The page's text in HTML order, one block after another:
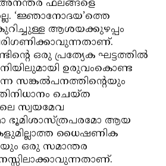
അനന്തര ഫലങ്ങളെ
‘ജ്ഞാനോദയ’ത്തെ
കുറിച്ചുള്ള ആശയക്കുഴപ്പം
ഒരു പ്രത്യേക ഘട്ടത്തില്‍
ഉരുവംകൊണ്ട
സങ്കല്‍പനത്തിന്റെയും
ചെയ്ത
സ്വയമേവ
ഭൂമിശാസ്ത്രപരമോ ആയ
ധൈഷണിക
ഒരു സമാന്തര